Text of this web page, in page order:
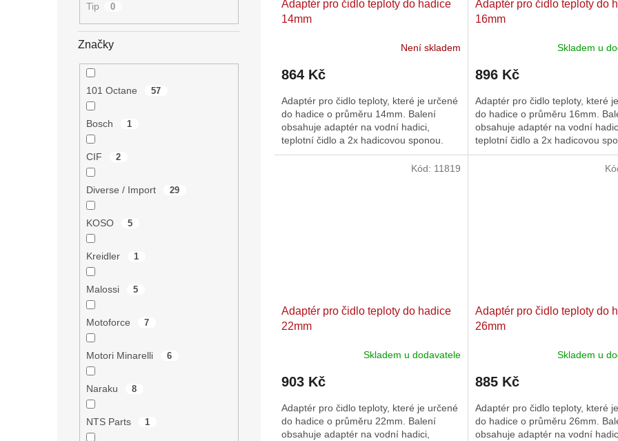
Tip 0
Značky
101 Octane 57
Bosch 1
CIF 2
Diverse / Import 29
KOSO 5
Kreidler 1
Malossi 5
Motoforce 7
Motori Minarelli 6
Naraku 8
NTS Parts 1
Adaptér pro čidlo teploty do hadice
14mm
Není skladem
864 Kč
Adaptér pro čidlo teploty, které je určené
do hadice o průměru 14mm. Balení
obsahuje adaptér na vodní hadici,
teplotní čidlo a 2x hadicovou sponou.
Adaptér pro čidlo teploty do
16mm
Skladem u
896 Kč
Adaptér pro čidlo teploty, které
do hadice o průměru 16mm.
obsahuje adaptér na vodní
teplotní čidlo a 2x hadicovou
Adaptér pro čidlo teploty do hadice
22mm
Skladem u dodavatele
903 Kč
Adaptér pro čidlo teploty, které je určené
do hadice o průměru 22mm. Balení
obsahuje adaptér na vodní hadici,
Kód: 11819
Adaptér pro čidlo teploty do
26mm
Skladem u
885 Kč
Adaptér pro čidlo teploty, které
do hadice o průměru 26mm.
obsahuje adaptér na vodní